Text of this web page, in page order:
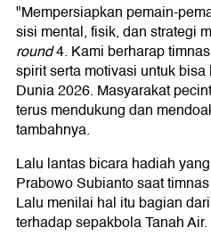
"Mempersiapkan pemain-
sisi mental, fisik, dan strategi
round4. Kami berharap
spirit serta motivasi untuk
Dunia 2026. Masyarakat
terus mendukung dan
tambahnya.
Lalu lantas bicara hadiah
Prabowo Subianto saat
Lalu menilai hal itu bagian
terhadap sepakbola Tanah Air.